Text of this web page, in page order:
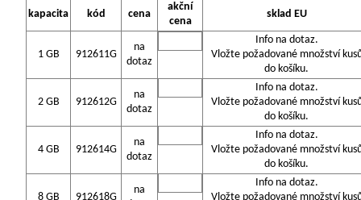
kapacita kód cena
akční
cena
sklad EU
1 GB 912611G
na
dotaz
Info na dotaz.
Vložte požadované množství
do košíku.
2 GB 912612G
na
dotaz
Info na dotaz.
Vložte požadované množství
do košíku.
4 GB 912614G
na
dotaz
Info na dotaz.
Vložte požadované množství
do košíku.
8 GB 912618G
na
Info na dotaz.
Vložte požadované množství